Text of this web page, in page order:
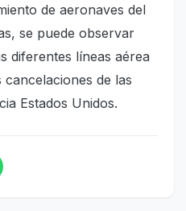
de aeronaves del
se puede observar
diferentes líneas aérea
cancelaciones de las
Estados Unidos.